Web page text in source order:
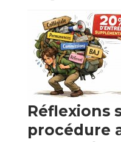
Réflexions
procédure